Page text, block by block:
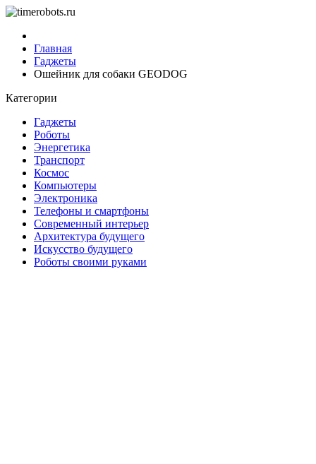
Главная
Гаджеты
Ошейник для собаки GEODOG
Категории
Гаджеты
Роботы
Энергетика
Транспорт
Космос
Компьютеры
Электроника
Телефоны и смартфоны
Современный интерьер
Архитектура будущего
Искусство будущего
Роботы своими руками